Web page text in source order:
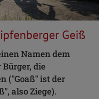
Geiß
Namen dem
die
("Goaß" ist der
also Ziege).